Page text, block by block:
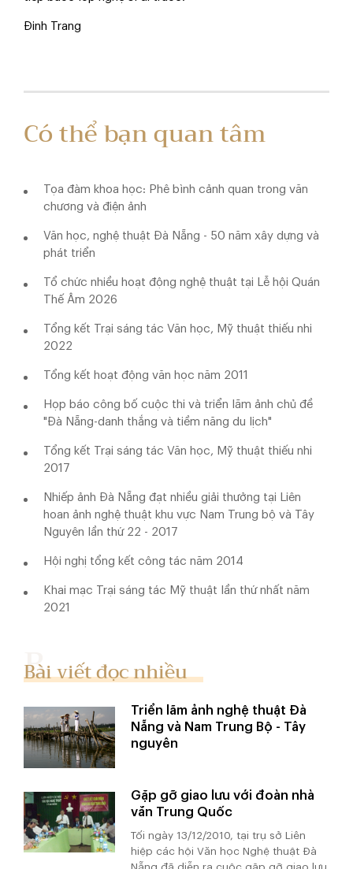
Đinh Trang
Có thể bạn quan tâm
Tọa đàm khoa học: Phê bình cảnh quan trong văn
chương và điện ảnh
Văn học, nghệ thuật Đà Nẵng - 50 năm xây dựng và
phát triển
Tổ chức nhiều hoạt động nghệ thuật tại Lễ hội Quán
Thế Âm 2026
Tổng kết Trại sáng tác Văn học, Mỹ thuật thiếu nhi
2022
Tổng kết hoạt động văn học năm 2011
Họp báo công bố cuộc thi và triển lãm ảnh chủ đề
"Đà Nẵng-danh thắng và tiềm năng du lịch"
Tổng kết Trại sáng tác Văn học, Mỹ thuật thiếu nhi
2017
Nhiếp ảnh Đà Nẵng đạt nhiều giải thưởng tại Liên
hoan ảnh nghệ thuật khu vực Nam Trung bộ và Tây
Nguyên lần thứ 22 - 2017
Hội nghị tổng kết công tác năm 2014
Khai mạc Trại sáng tác Mỹ thuật lần thứ nhất năm
2021
Bài viết đọc nhiều
Triển lãm ảnh nghệ thuật Đà
Nẵng và Nam Trung Bộ - Tây
nguyên
Gặp gỡ giao lưu với đoàn nhà
văn Trung Quốc
Tối ngày 13/12/2010, tại trụ sở Liên
hiệp các hội Văn học Nghệ thuật Đà
Nẵng đã diễn ra cuộc gặp gỡ giao lưu